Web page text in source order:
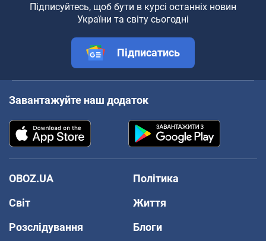
Підписуйтесь, щоб бути в курсі останніх новин
України та світу сьогодні
Підписатись
Завантажуйте наш додаток
OBOZ.UA
Політика
Світ
Життя
Розслідування
Блоги